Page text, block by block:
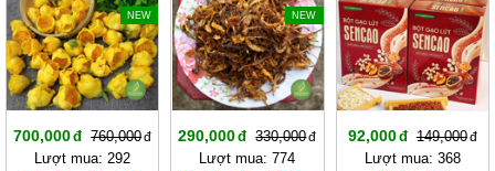
NEW
700,000
760,000
Lượt mua: 292
NEW
290,000
330,000
Lượt mua: 774
92,000
149,000
Lượt mua: 368